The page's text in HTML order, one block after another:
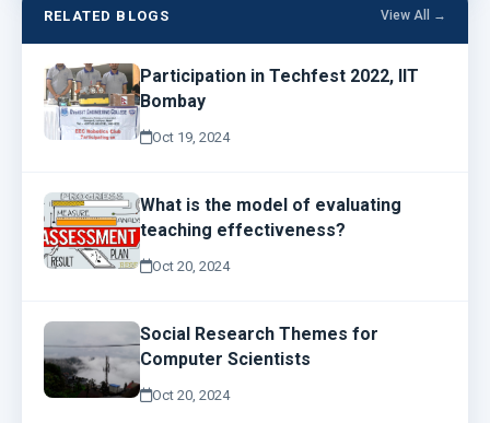
RELATED BLOGS View All →
Participation in Techfest 2022, IIT
Bombay
Oct 19, 2024
What is the model of evaluating
teaching effectiveness?
Oct 20, 2024
Social Research Themes for
Computer Scientists
Oct 20, 2024